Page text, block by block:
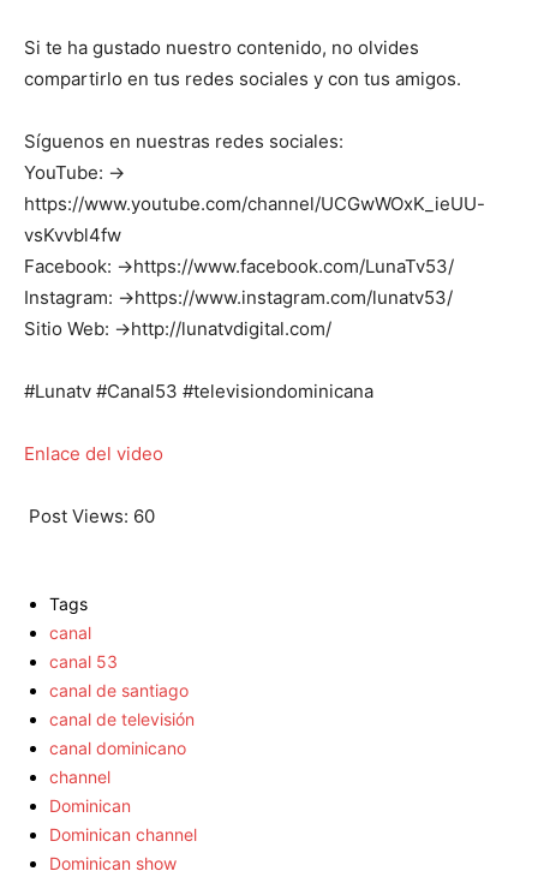
Si te ha gustado nuestro contenido, no olvides
compartirlo en tus redes sociales y con tus amigos.
Síguenos en nuestras redes sociales:
YouTube: →
https://www.youtube.com/channel/UCGwWOxK_ieUU-
vsKvvbl4fw
Facebook: →https://www.facebook.com/LunaTv53/
Instagram: →https://www.instagram.com/lunatv53/
Sitio Web: →http://lunatvdigital.com/
#Lunatv #Canal53 #televisiondominicana
Enlace del video
Post Views: 60
Tags
canal
canal 53
canal de santiago
canal de televisión
canal dominicano
channel
Dominican
Dominican channel
Dominican show